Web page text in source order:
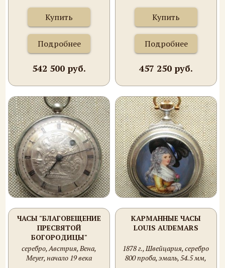
Купить
Подробнее
542 500 руб.
Купить
Подробнее
457 250 руб.
ЧАСЫ "БЛАГОВЕЩЕНИЕ
ПРЕСВЯТОЙ
БОГОРОДИЦЫ"
серебро, Австрия, Вена,
Meyer, начало 19 века
КАРМАННЫЕ ЧАСЫ
LOUIS AUDEMARS
1878 г., Швейцария, серебро
800 проба, эмаль, 54.5 мм,